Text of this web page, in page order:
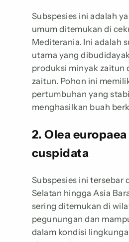
Subspesies ini adalah
umum ditemukan di
Mediterania. Ini adalah
utama yang
produksi minyak zaitun
zaitun. Pohon ini
pertumbuhan yang
menghasilkan buah
2. Olea
cuspidata
Subspesies ini tersebar
Selatan hingga Asia
sering ditemukan di
pegunungan dan
dalam kondisi